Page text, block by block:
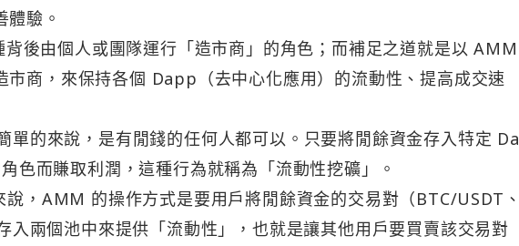
驗。
後由個人或團隊運行「造市商」的角色；而補足之道就是以 AMM
市商，來保持各個 Dapp（去中心化應用）的流動性、提高成交速
單的來說，是有閒錢的任何人都可以。只要將閒餘資金存入特定 Da
色而賺取利潤，這種行為就稱為「流動性挖礦」。
，AMM 的操作方式是要用戶將閒餘資金的交易對（BTC/USDT、
入兩個池中來提供「流動性」，也就是讓其他用戶要買賣該交易對